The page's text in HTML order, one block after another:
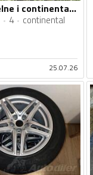
Borbet felne i continental gume
4 continental
25.07.26